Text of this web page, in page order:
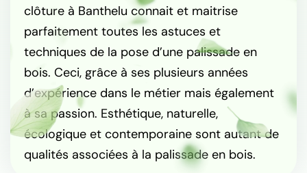
clôture à Banthelu connait et maitrise
parfaitement toutes les astuces et
techniques de la pose d’une palissade en
bois. Ceci, grâce à ses plusieurs années
d’expérience dans le métier mais également
à sa passion. Esthétique, naturelle,
écologique et contemporaine sont autant de
qualités associées à la palissade en bois.